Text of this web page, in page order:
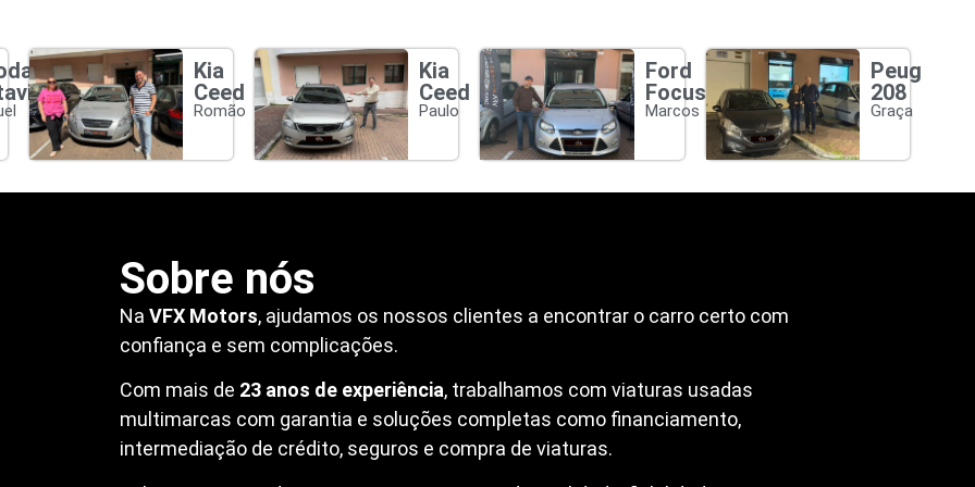
Kia
Ceed
Romão
Kia
Ceed
Paulo
Ford
Focus
Marcos
Peugeot
208
Graça
Sobre nós
Na VFX Motors, ajudamos os nossos clientes a encontrar o carro certo com
confiança e sem complicações.
Com mais de 23 anos de experiência, trabalhamos com viaturas usadas
multimarcas com garantia e soluções completas como financiamento,
intermediação de crédito, seguros e compra de viaturas.